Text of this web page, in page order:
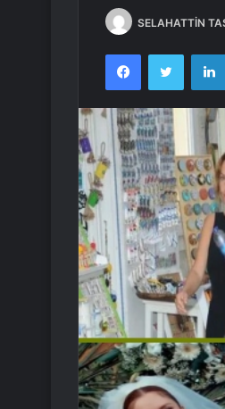
SELAHATTİN
FacebookTwitter